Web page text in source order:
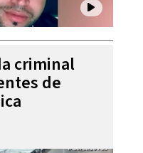
criminal
de